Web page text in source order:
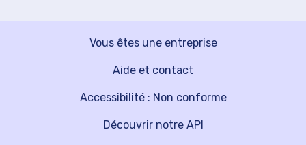
Vous êtes une entreprise
Découvrir notre API
Aide et contact
Accessibilité : Non conforme